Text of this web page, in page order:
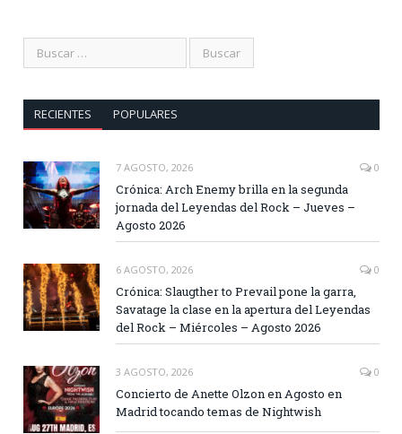
RECIENTES POPULARES
7 AGOSTO, 2026 0
Crónica: Arch Enemy brilla en la segunda
jornada del Leyendas del Rock – Jueves –
Agosto 2026
6 AGOSTO, 2026 0
Crónica: Slaugther to Prevail pone la garra,
Savatage la clase en la apertura del Leyendas
del Rock – Miércoles – Agosto 2026
3 AGOSTO, 2026 0
Concierto de Anette Olzon en Agosto en
Madrid tocando temas de Nightwish